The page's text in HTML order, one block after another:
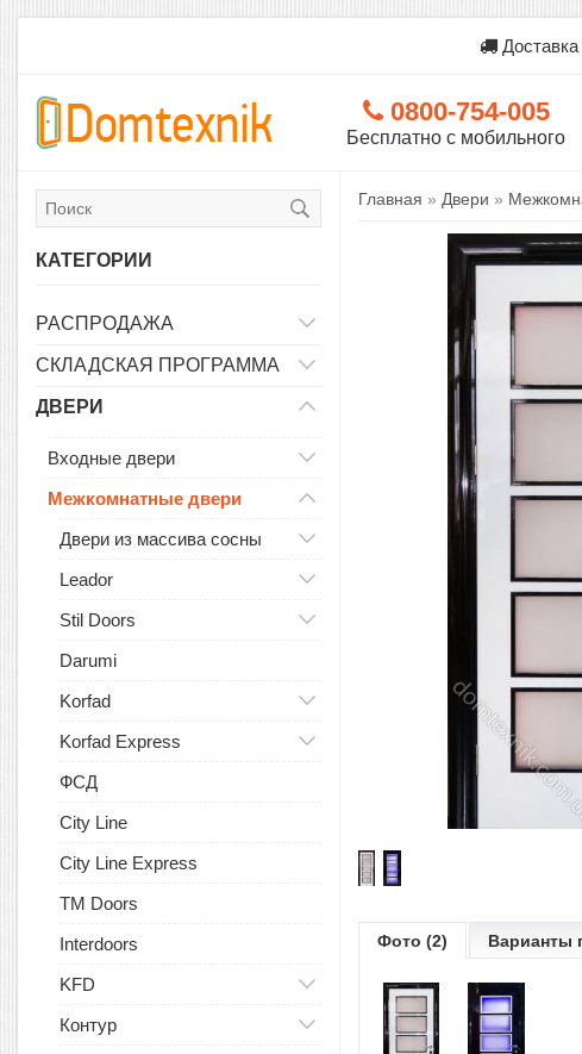
Доставка
0800-754-005
Бесплатно с мобильного
КАТЕГОРИИ
РАСПРОДАЖА
СКЛАДСКАЯ ПРОГРАММА
ДВЕРИ
Входные двери
Межкомнатные двери
Двери из массива сосны
Leador
Stil Doors
Darumi
Korfad
Korfad Express
ФСД
City Line
City Line Express
TM Doors
Interdoors
KFD
Контур
Главная » Двери »
Фото (2) Варианты